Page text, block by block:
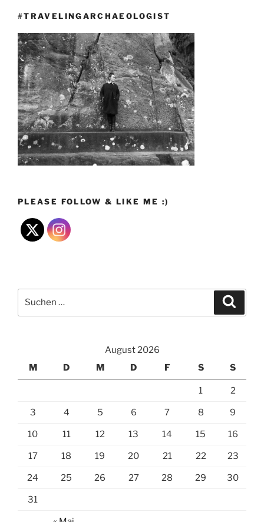
#TRAVELINGARCHAEOLOGIST
PLEASE FOLLOW & LIKE ME :)
nach:
August 2026
M
D M D F S S
1 2
3 4 5 6 7 8 9
10 11 12 13 14 15 16
17 18 19 20 21 22 23
24 25 26 27 28 29 30
31